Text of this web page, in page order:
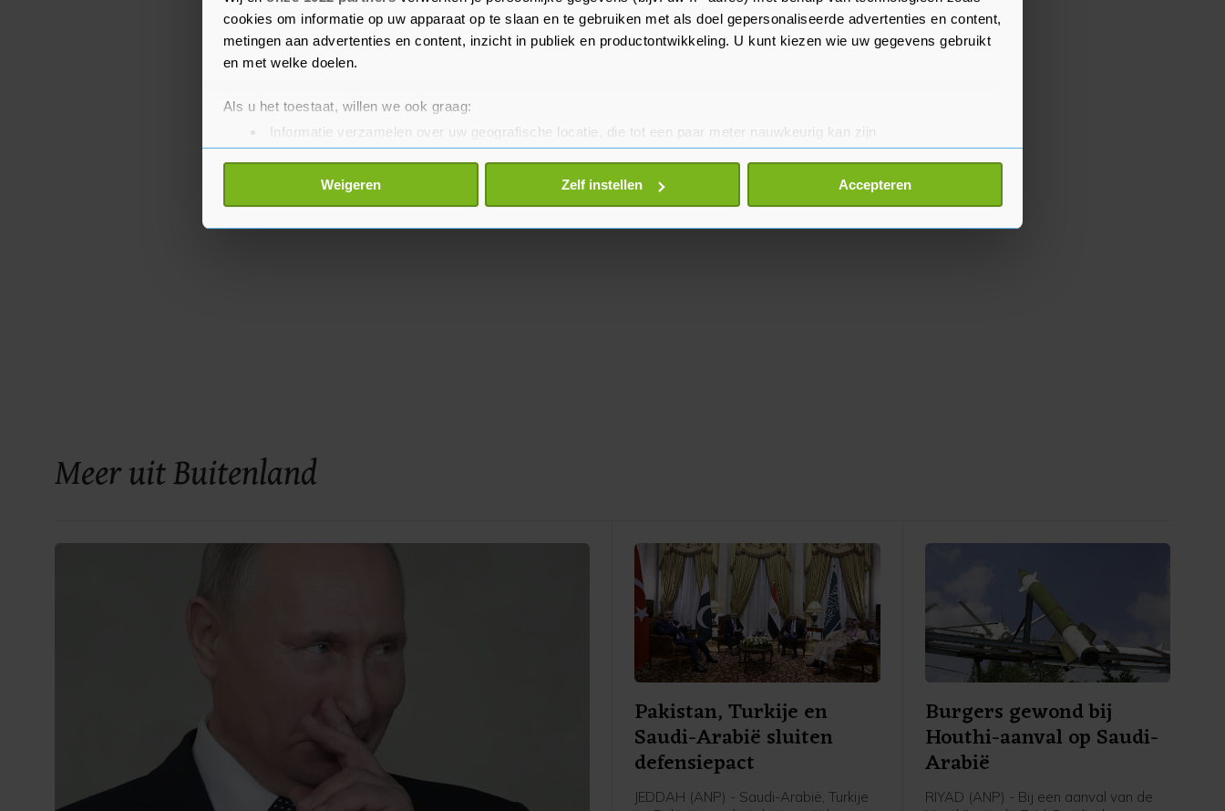
cookies om informatie op uw apparaat op te slaan en te gebruiken met als doel gepersonaliseerde advertenties en content,
metingen aan advertenties en content, inzicht in publiek en productontwikkeling. U kunt kiezen wie uw gegevens gebruikt
en met welke doelen.
Als u het toestaat, willen we ook graag:
Informatie verzamelen over uw geografische locatie, die tot een paar meter nauwkeurig kan zijn
Uw apparaat identificeren door het actief te scannen op specifieke eigenschappen (fingerprinting)
Lees meer over hoe uw persoonlijke gegevens worden verwerkt en stel uw voorkeuren in het
detailgedeelte
toestemming op elk moment wijzigen of intrekken in de Cookieverklaring.
Weigeren Zelf instellen Accepteren
prik is volgens de makers voor 95 procent effectief.
Meer uit Buitenland
Pakistan, Turkije en
Saudi-Arabië sluiten
defensiepact
JEDDAH (ANP) - Saudi-Arabië, Turkije
Burgers gewond bij
Houthi-aanval op Saudi-
Arabië
RIYAD (ANP) - Bij een aanval van de